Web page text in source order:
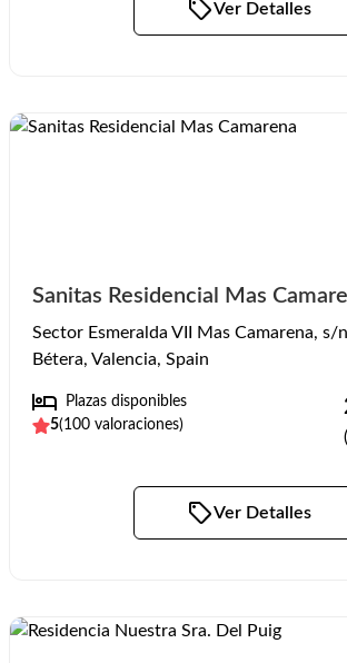
Ver Detalles
Sanitas Residencial Mas
Sector Esmeralda VII Mas Camarena, s/
Bétera, Valencia, Spain
Plazas disponibles
5(100 valoraciones)
Ver Detalles